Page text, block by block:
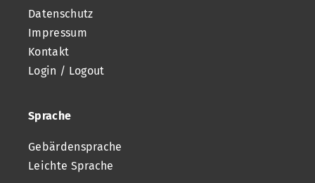
Datenschutz
Impressum
Kontakt
Login / Logout
Sprache
Gebärdensprache
Leichte Sprache